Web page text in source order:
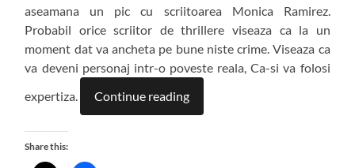
aseamana un pic cu scriitoarea Monica Ramirez.
Probabil orice scriitor de thrillere viseaza ca la un
moment dat va ancheta pe bune niste crime. Viseaza ca
va deveni personaj intr-o poveste reala, Ca-si va folosi
expertiza.
Continue reading
Share this: